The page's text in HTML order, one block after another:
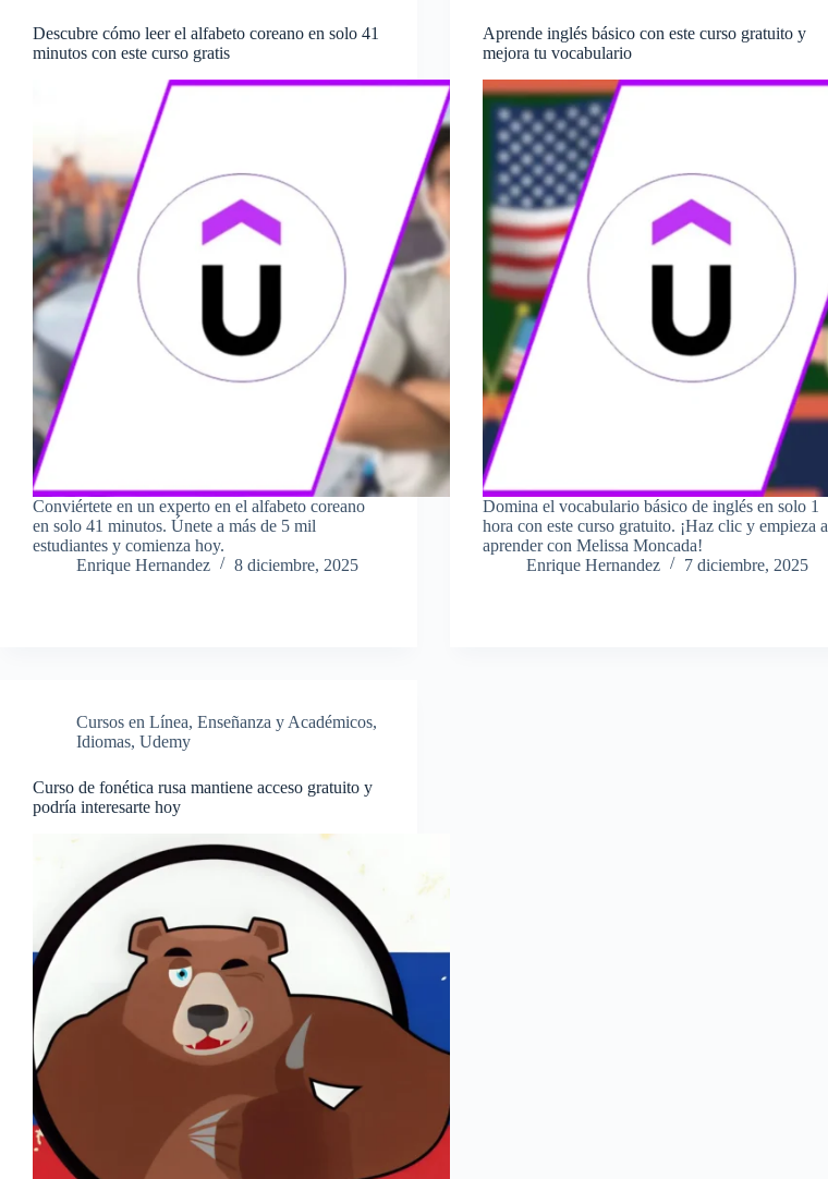
Descubre cómo leer el alfabeto coreano en solo 41
minutos con este curso gratis
Conviértete en un experto en el alfabeto coreano
en solo 41 minutos. Únete a más de 5 mil
estudiantes y comienza hoy.
Enrique Hernandez
8 diciembre, 2025
Aprende inglés básico con este curso gratuito y
mejora tu vocabulario
Domina el vocabulario básico de inglés en solo 1
hora con este curso gratuito. ¡Haz clic y empieza a
aprender con Melissa Moncada!
Enrique Hernandez
7 diciembre, 2025
Cursos en Línea, Enseñanza y Académicos,
Idiomas, Udemy
Curso de fonética rusa mantiene acceso gratuito y
podría interesarte hoy